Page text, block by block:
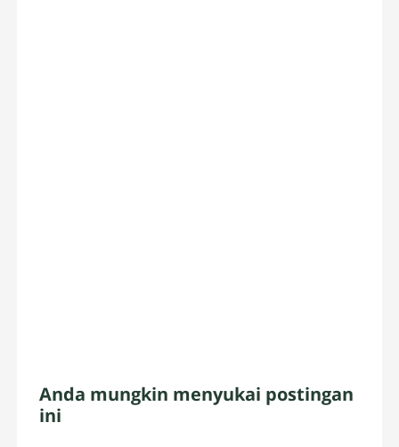
Anda mungkin menyukai postingan
ini